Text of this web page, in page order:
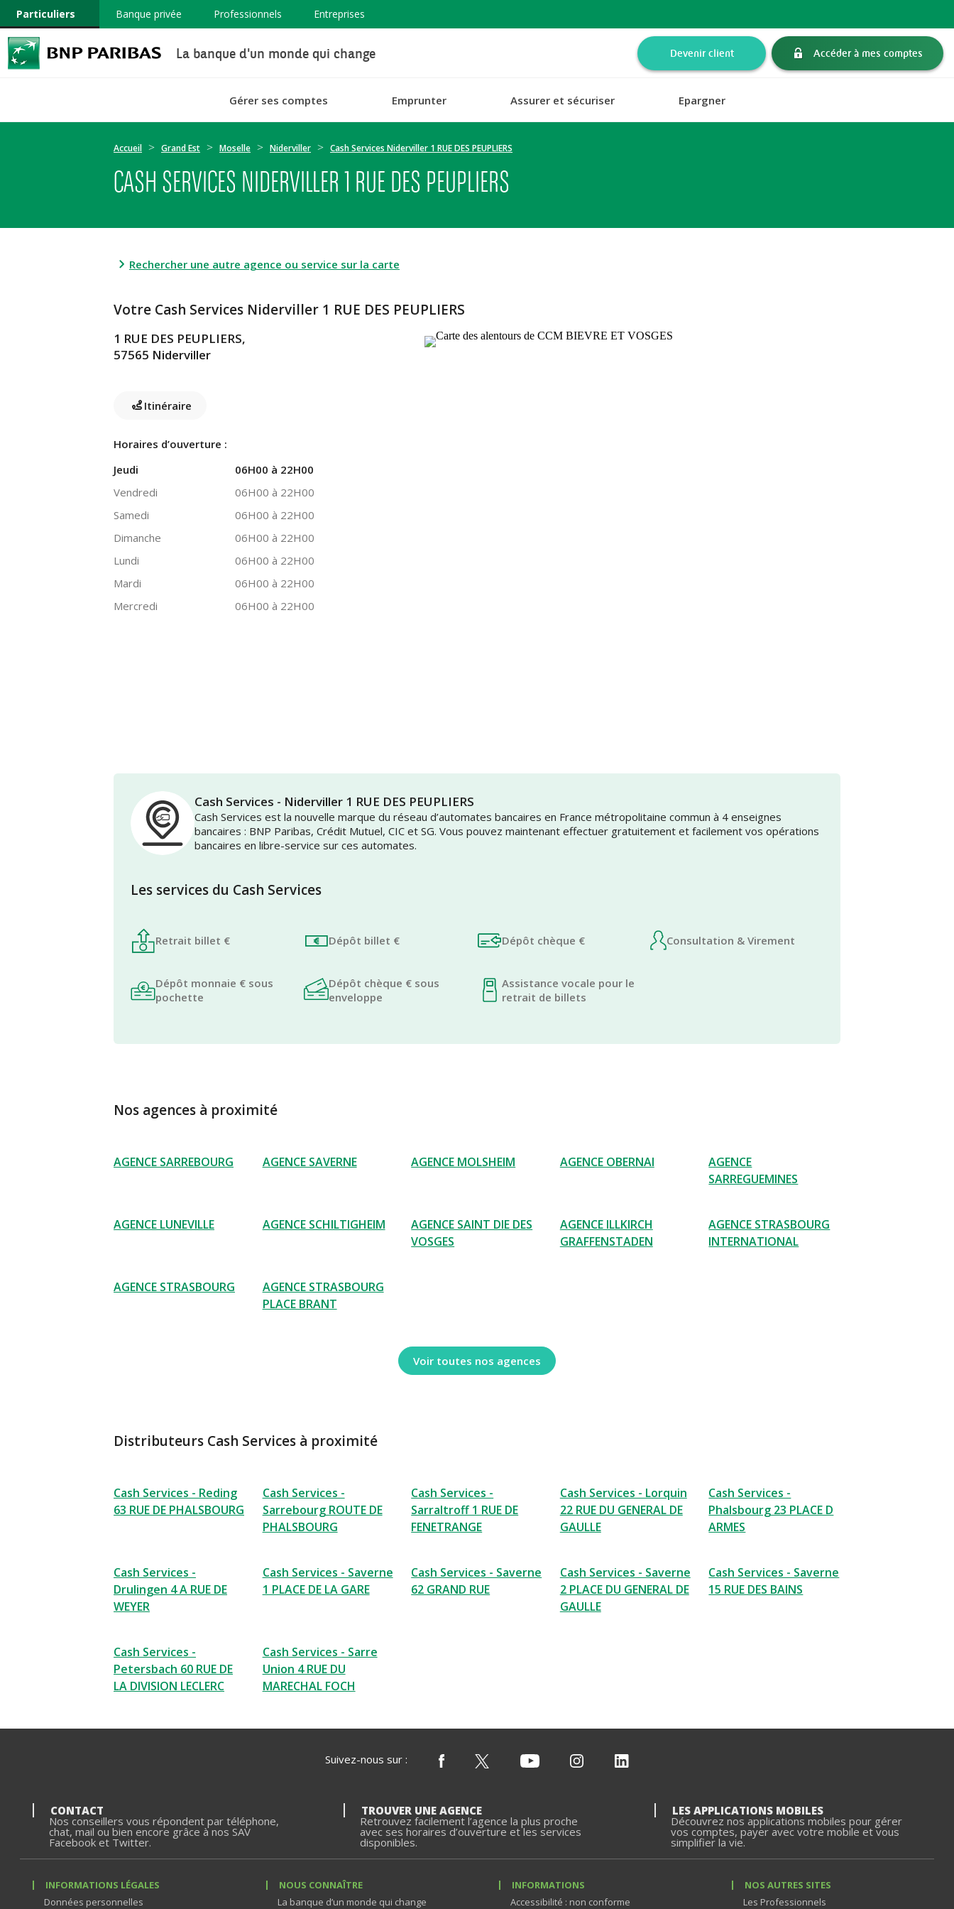
Particuliers Banque privée Professionnels Entreprises
La banque d'un monde qui change Devenir client Accéder à mes comptes
Gérer ses comptes Emprunter Assurer et sécuriser Epargner
Accueil Grand Est Moselle Niderviller Cash Services Niderviller 1 RUE DES PEUPLIERS
CASH SERVICES NIDERVILLER 1 RUE DES PEUPLIERS
Rechercher une autre agence ou service sur la carte
Votre Cash Services Niderviller 1 RUE DES PEUPLIERS
1 RUE DES PEUPLIERS,
57565 Niderviller
Itinéraire
Horaires d’ouverture :
Jeudi
06H00 à 22H00
Vendredi
06H00 à 22H00
Samedi
06H00 à 22H00
Dimanche
06H00 à 22H00
Lundi
06H00 à 22H00
Mardi
06H00 à 22H00
Mercredi
06H00 à 22H00
Cash Services - Niderviller 1 RUE DES PEUPLIERS
Cash Services est la nouvelle marque du réseau d’automates bancaires en France métropolitaine commun à 4 enseignes
bancaires : BNP Paribas, Crédit Mutuel, CIC et SG. Vous pouvez maintenant effectuer gratuitement et facilement vos opérations
bancaires en libre-service sur ces automates.
Les services du Cash Services
Retrait billet € Dépôt billet € Dépôt chèque € Consultation & Virement
Dépôt monnaie € sous
pochette
Dépôt chèque € sous
enveloppe
Assistance vocale pour le
retrait de billets
Nos agences à proximité
AGENCE SARREBOURG AGENCE SAVERNE AGENCE MOLSHEIM AGENCE OBERNAI
AGENCE
SARREGUEMINES
AGENCE LUNEVILLE AGENCE SCHILTIGHEIM
AGENCE SAINT DIE DES
VOSGES
AGENCE ILLKIRCH
GRAFFENSTADEN
AGENCE STRASBOURG
INTERNATIONAL
AGENCE STRASBOURG
AGENCE STRASBOURG
PLACE BRANT
Voir toutes nos agences
Distributeurs Cash Services à proximité
Cash Services - Reding
63 RUE DE PHALSBOURG
Cash Services -
Sarrebourg ROUTE DE
PHALSBOURG
Cash Services -
Sarraltroff 1 RUE DE
FENETRANGE
Cash Services - Lorquin
22 RUE DU GENERAL DE
GAULLE
Cash Services -
Phalsbourg 23 PLACE D
ARMES
Cash Services -
Drulingen 4 A RUE DE
WEYER
Cash Services - Saverne
1 PLACE DE LA GARE
Cash Services - Saverne
62 GRAND RUE
Cash Services - Saverne
2 PLACE DU GENERAL DE
GAULLE
Cash Services - Saverne
15 RUE DES BAINS
Cash Services -
Petersbach 60 RUE DE
LA DIVISION LECLERC
Cash Services - Sarre
Union 4 RUE DU
MARECHAL FOCH
Suivez-nous sur :
CONTACT
Nos conseillers vous répondent par téléphone,
chat, mail ou bien encore grâce à nos SAV
Facebook et Twitter.
TROUVER UNE AGENCE
Retrouvez facilement l’agence la plus proche
avec ses horaires d’ouverture et les services
disponibles.
LES APPLICATIONS MOBILES
Découvrez nos applications mobiles pour gérer
vos comptes, payer avec votre mobile et vous
simplifier la vie.
INFORMATIONS LÉGALES
Données personnelles
NOUS CONNAÎTRE
La banque d’un monde qui change
INFORMATIONS
Accessibilité : non conforme
NOS AUTRES SITES
Les Professionnels